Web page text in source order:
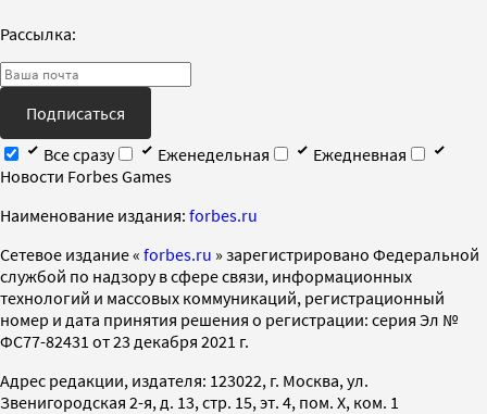
Рассылка:
Подписаться
Все сразу
Еженедельная
Ежедневная
Новости Forbes Games
Наименование издания: forbes.ru
Cетевое издание « forbes.ru » зарегистрировано Федеральной
службой по надзору в сфере связи, информационных
технологий и массовых коммуникаций, регистрационный
номер и дата принятия решения о регистрации: серия Эл №
ФС77-82431 от 23 декабря 2021 г.
Адрес редакции, издателя: 123022, г. Москва, ул.
Звенигородская 2-я, д. 13, стр. 15, эт. 4, пом. X, ком. 1